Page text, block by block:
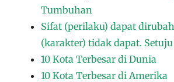
Tumbuhan
Sifat (perilaku) dapat
(karakter) tidak dapat. Setuju
10 Kota Terbesar di Dunia
10 Kota Terbesar di Amerika